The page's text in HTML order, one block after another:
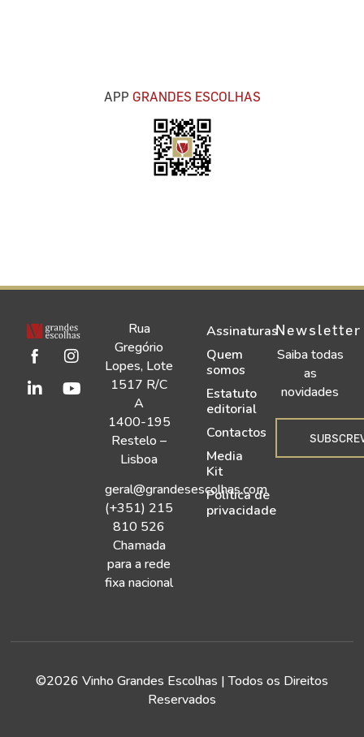
APP GRANDES ESCOLHAS
Rua
Gregório
Lopes, Lote
1517 R/C
A
1400-195
Restelo –
Lisboa
geral@grandesescolhas.com
(+351) 215
810 526
Chamada
para a rede
fixa nacional
Assinaturas
Quem
somos
Estatuto
editorial
Contactos
Media
Kit
Política de
privacidade
Newsletter
Saiba todas
as
novidades
©2026 Vinho Grandes Escolhas | Todos os Direitos
Reservados